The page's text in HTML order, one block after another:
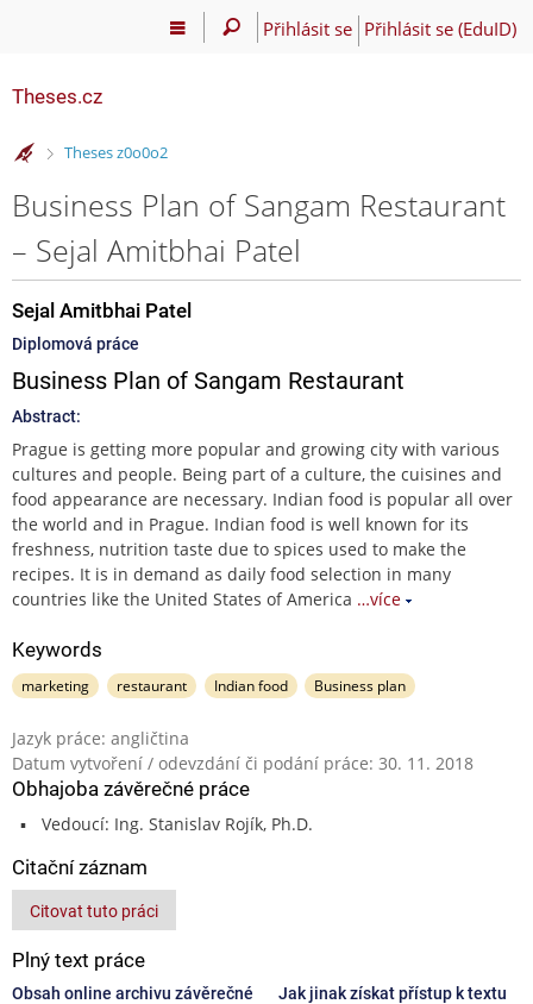
Přihlásit se Přihlásit se (EduID)
Theses.cz
>
Theses z0o0o2
Business Plan of Sangam Restaurant
– Sejal Amitbhai Patel
Sejal Amitbhai Patel
Diplomová práce
Business Plan of Sangam Restaurant
Abstract:
Prague is getting more popular and growing city with various
cultures and people. Being part of a culture, the cuisines and
food appearance are necessary. Indian food is popular all over
the world and in Prague. Indian food is well known for its
freshness, nutrition taste due to spices used to make the
recipes. It is in demand as daily food selection in many
countries like the United States of America …více
Keywords
marketing restaurant Indian food Business plan
Jazyk práce: angličtina
Datum vytvoření / odevzdání či podání práce: 30. 11. 2018
Obhajoba závěrečné práce
Vedoucí: Ing. Stanislav Rojík, Ph.D.
Citační záznam
Citovat tuto práci
Plný text práce
Obsah online archivu závěrečné
Jak jinak získat přístup k textu